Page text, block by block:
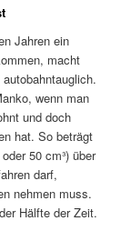
Jahren ein
macht
wenn man
und doch
hat. So beträgt
50 cm³) über
darf,
nehmen muss.
Hälfte der Zeit.